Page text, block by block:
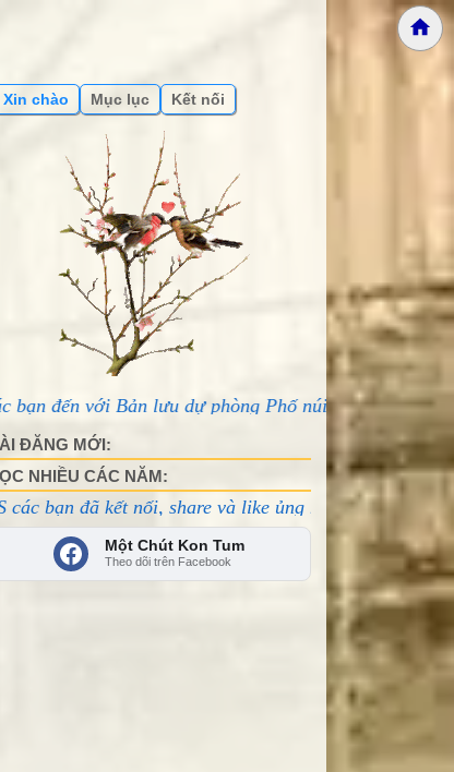
Xin chào Mục lục Kết nối
lưu dự phòng Phố núi và bạn bè...
ĐĂNG MỚI:
NHIỀU CÁC NĂM:
nối, share và like ủng hộ!
Một Chút Kon Tum
Theo dõi trên Facebook